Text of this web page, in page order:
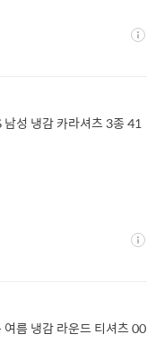
상
성 냉감 카라셔츠 3종 41
상
름 냉감 라운드 티셔츠 00